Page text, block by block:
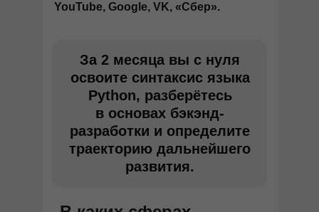
YouTube, Google, VK, «Сбер».
За 2 месяца вы с нуля
освоите синтаксис языка
Python, разберётесь
в основах бэкэнд-
разработки и определите
траекторию дальнейшего
развития.